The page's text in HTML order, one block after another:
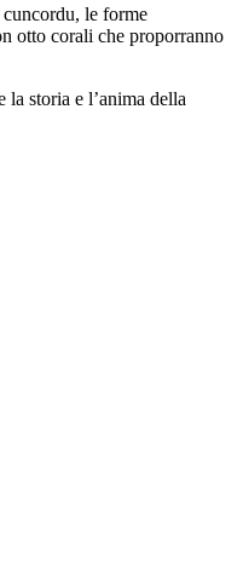
cuncordu, le forme
otto corali che proporranno
storia e l’anima della